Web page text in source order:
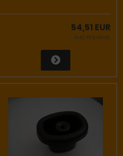
54,51 EUR
inkl. 19 % MwSt.